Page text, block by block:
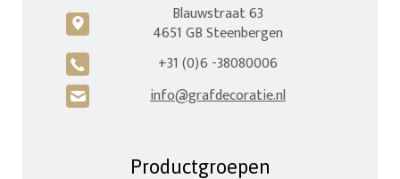
c
Blauwstraat 63
4651 GB Steenbergen
A +31 (0)6 -38080006
H info@grafdecoratie.nl
Productgroepen